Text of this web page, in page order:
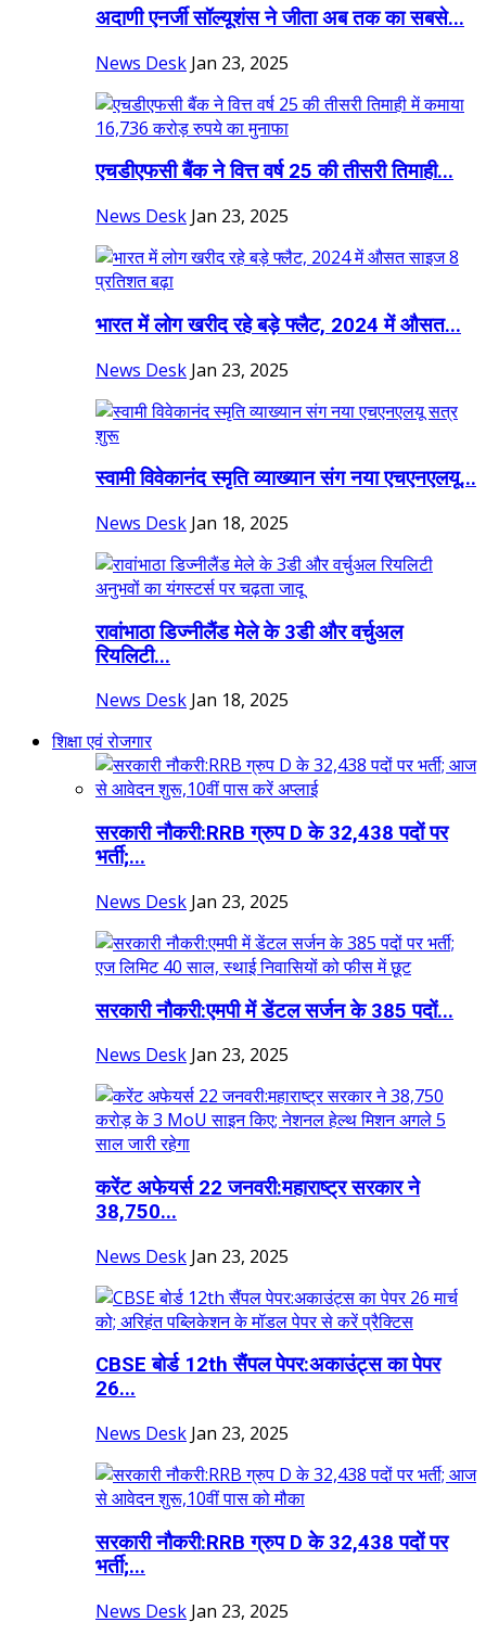
अदाणी एनर्जी सॉल्यूशंस ने जीता अब तक का सबसे...
News Desk Jan 23, 2025
एचडीएफसी बैंक ने वित्त वर्ष 25 की तीसरी तिमाही...
News Desk Jan 23, 2025
भारत में लोग खरीद रहे बड़े फ्लैट, 2024 में औसत...
News Desk Jan 23, 2025
स्वामी विवेकानंद स्मृति व्याख्यान संग नया एचएनएलयू...
News Desk Jan 18, 2025
रावांभाठा डिज्नीलैंड मेले के 3डी और वर्चुअल
रियलिटी...
News Desk Jan 18, 2025
शिक्षा एवं रोजगार
सरकारी नौकरी:RRB ग्रुप D के 32,438 पदों पर
भर्ती;...
News Desk Jan 23, 2025
सरकारी नौकरी:एमपी में डेंटल सर्जन के 385 पदों...
News Desk Jan 23, 2025
करेंट अफेयर्स 22 जनवरी:महाराष्ट्र सरकार ने
38,750...
News Desk Jan 23, 2025
CBSE बोर्ड 12th सैंपल पेपर:अकाउंट्स का पेपर
26...
News Desk Jan 23, 2025
सरकारी नौकरी:RRB ग्रुप D के 32,438 पदों पर
भर्ती;...
News Desk Jan 23, 2025